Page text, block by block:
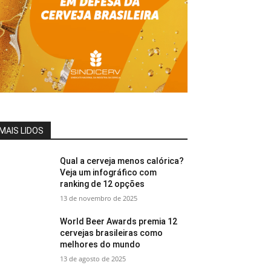
LIDOS
Qual a cerveja menos calórica?
Veja um infográfico com
ranking de 12 opções
13 de novembro de 2025
World Beer Awards premia 12
cervejas brasileiras como
melhores do mundo
13 de agosto de 2025